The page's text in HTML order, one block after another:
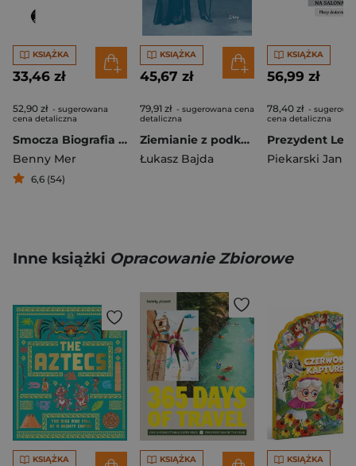
KSIĄŻKA
33,46 zł
52,90 zł - sugerowana
cena detaliczna
Smocza Biografia żydowskiej ulicy w Warszawie
Benny Mer
6,6 (54)
KSIĄŻKA
45,67 zł
79,91 zł - sugerowana cena
detaliczna
Ziemianie z podkarpackich dworów. Tom 2
Łukasz Bajda
KSIĄŻKA
56,99 zł
78,40 zł -
cena detaliczna
Inne książki Opracowanie Zbiorowe
KSIĄŻKA KSIĄŻKA KSIĄŻKA